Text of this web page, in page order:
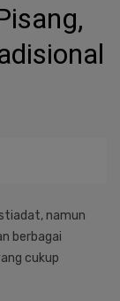
namun
berbagai
cukup